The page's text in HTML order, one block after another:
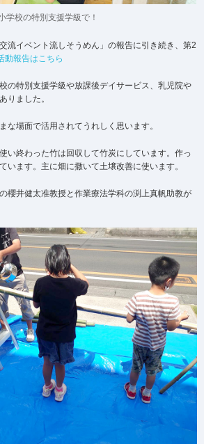
学校の特別支援学級で！
流イベント流しそうめん」の報告に引き続き、第2
動報告はこちら
の特別支援学級や放課後デイサービス、乳児院や
りました。
な場面で活用されてうれしく思います。
い終わった竹は回収して竹炭にしています。作っ
います。主に畑に撒いて土壌改善に使います。
櫻井健太准教授と作業療法学科の渕上真帆助教が